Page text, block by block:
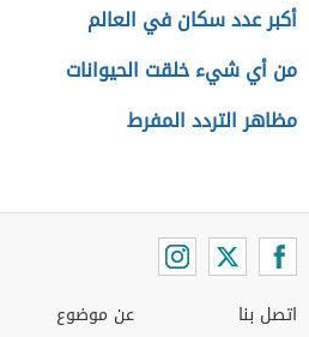
أكبر عدد سكان في العالم
من أي شيء خلقت الحيوانات
مظاهر التردد المفرط
اتصل بنا عن موضوع